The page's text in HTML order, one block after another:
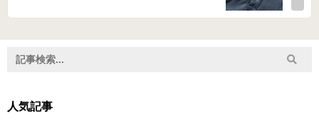
人気記事